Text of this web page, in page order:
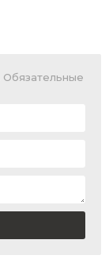
Обязательные